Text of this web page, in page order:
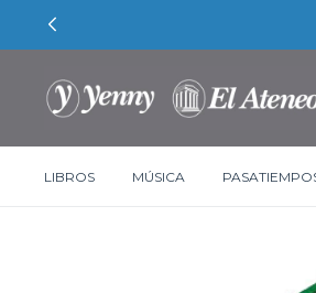
LIBROS MÚSICA